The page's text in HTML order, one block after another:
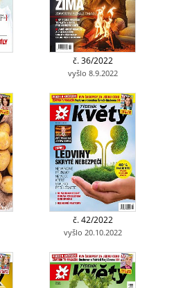
č. 36/2022
vyšlo 8.9.2022
č. 42/2022
vyšlo 20.10.2022